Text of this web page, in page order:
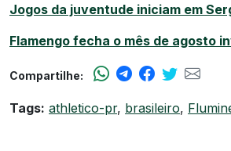
Jogos da juventude iniciam em
Flamengo fecha o mês de agosto
Compartilhe:
Tags: athletico-pr, brasileiro,